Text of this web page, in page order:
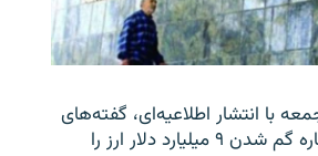
با انتشار اطلاعیه‌ای، گفته‌های
یک نماینده مجلس درباره گم شدن ۹ میلیارد دلار ارز را